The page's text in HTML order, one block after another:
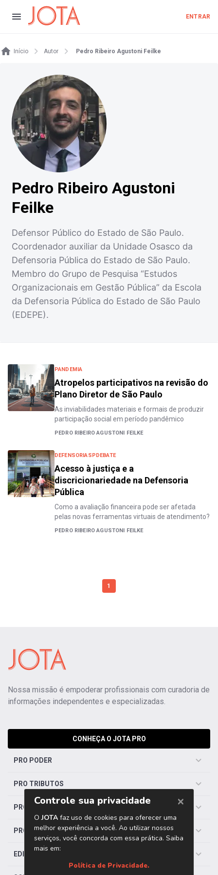
ENTRAR
Início Autor Pedro Ribeiro Agustoni Feilke
Pedro Ribeiro Agustoni
Feilke
Defensor Público do Estado de São Paulo.
Coordenador auxiliar da Unidade Osasco da
Defensoria Pública do Estado de São Paulo.
Membro do Grupo de Pesquisa “Estudos
Organizacionais em Gestão Pública” da Escola
da Defensoria Pública do Estado de São Paulo
(EDEPE).
PANDEMIA
Atropelos participativos na revisão do
Plano Diretor de São Paulo
As inviabilidades materiais e formais de produzir
participação social em período pandêmico
PEDRO RIBEIRO AGUSTONI FEILKE
DEFENSORIASPDEBATE
Acesso à justiça e a
discricionariedade na Defensoria
Pública
Como a avaliação financeira pode ser afetada
pelas novas ferramentas virtuais de atendimento?
PEDRO RIBEIRO AGUSTONI FEILKE
1
Nossa missão é empoderar profissionais com curadoria de
informações independentes e especializadas.
CONHEÇA O JOTA PRO
PRO PODER
PRO TRIBUTOS
PRO TRABALHISTA
PRO SAÚDE
EDITORIAS